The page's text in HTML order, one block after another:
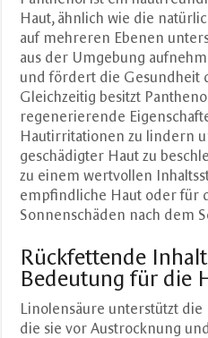
Haut, ähnlich wie die
auf mehreren Ebenen
aus der Umgebung
und fördert die Gesundheit
Gleichzeitig besitzt
regenerierende
Hautirritationen zu lindern
geschädigter Haut zu
zu einem wertvollen
empfindliche Haut oder für
Sonnenschäden nach dem
Rückfettende
Bedeutung für die
Linolensäure unterstützt
die sie vor Austrocknung